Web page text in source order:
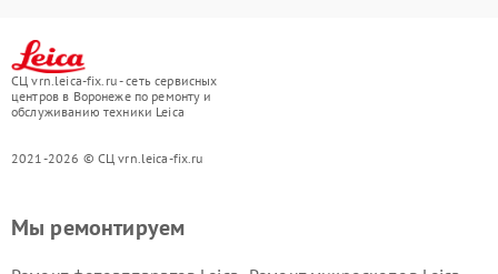
СЦ vrn.leica-fix.ru - сеть сервисных
центров в Воронеже по ремонту и
обслуживанию техники Leica
2021-2026 © СЦ vrn.leica-fix.ru
Мы ремонтируем